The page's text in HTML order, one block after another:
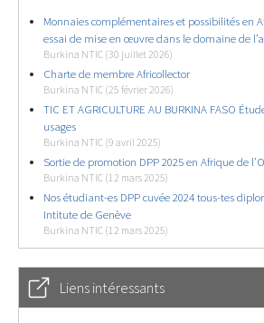
Monnaies complémentaires et possibilités en
essai de mise en œuvre dans le domaine de
Burkina NTIC (30 juillet 2026)
Charte de membre Africollector
Burkina NTIC (25 février 2026)
TIC ET AGRICULTURE AU BURKINA FASO
usages
Burkina NTIC (9 avril 2025)
Sortie de promotion DPP 2025 en Afrique de
Burkina NTIC (12 mars 2025)
Nos étudiant-es DPP cuvée 2024 tous-tes
Intitute de Genève
Burkina NTIC (12 mars 2025)
Liens intéressants